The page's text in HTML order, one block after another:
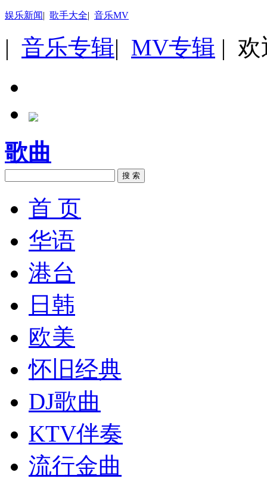
娱乐新闻| 歌手大全| 音乐MV
| 音乐专辑| MV专辑 | 欢
歌曲
搜 索
首 页
华语
港台
日韩
欧美
怀旧经典
DJ歌曲
KTV伴奏
流行金曲